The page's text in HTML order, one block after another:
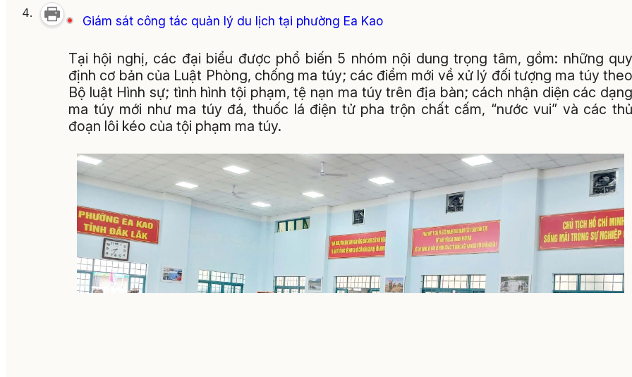
Giám sát công tác quản lý du lịch tại phường Ea Kao
Tại hội nghị, các đại biểu được phổ biến 5 nhóm nội dung trọng tâm, gồm: những quy
định cơ bản của Luật Phòng, chống ma túy; các điểm mới về xử lý đối tượng ma túy theo
Bộ luật Hình sự; tình hình tội phạm, tệ nạn ma túy trên địa bàn; cách nhận diện các dạng
ma túy mới như ma túy đá, thuốc lá điện tử pha trộn chất cấm, “nước vui” và các thủ
đoạn lôi kéo của tội phạm ma túy.